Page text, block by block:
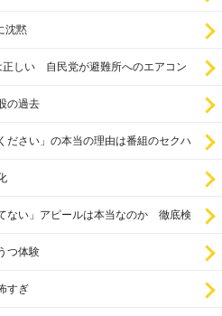
沈黙
正しい 自民党が避難所へのエアコン
の過去
ださい」の本当の理由は番組のセクハ
ない」アピールは本当なのか 徹底検
つ体験
すぎ